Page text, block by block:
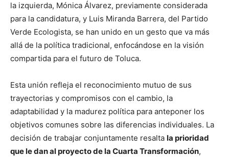
la izquierda, Mónica Álvarez, previamente considerada
para la candidatura, y Luis Miranda Barrera, del Partido
Verde Ecologista, se han unido en un gesto que va más
allá de la política tradicional, enfocándose en la visión
compartida para el futuro de Toluca.
Esta unión refleja el reconocimiento mutuo de sus
trayectorias y compromisos con el cambio, la
adaptabilidad y la madurez política para anteponer los
objetivos comunes sobre las diferencias individuales. La
decisión de trabajar conjuntamente resalta la prioridad
que le dan al proyecto de la Cuarta Transformación,